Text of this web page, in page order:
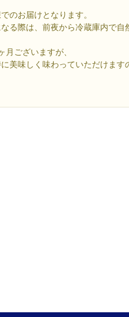
のお届けとなります。
る際は、前夜から冷蔵庫内で自
月ございますが、
美味しく味わっていただけま